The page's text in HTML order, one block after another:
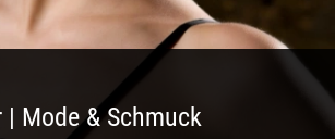
| Mode & Schmuck